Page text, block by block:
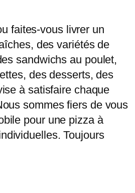
faites-vous livrer un
des variétés de
sandwichs au poulet,
des desserts, des
à satisfaire chaque
sommes fiers de vous
pour une pizza à
Toujours